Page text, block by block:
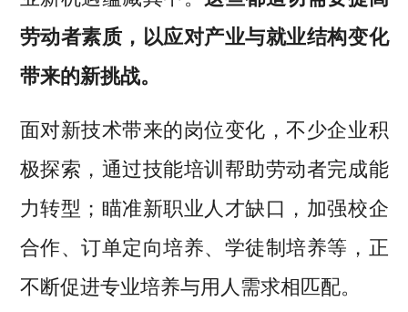
劳动者素质，以应对产业与就业结构变化
带来的新挑战。
面对新技术带来的岗位变化，不少企业积
极探索，通过技能培训帮助劳动者完成能
力转型；瞄准新职业人才缺口，加强校企
合作、订单定向培养、学徒制培养等，正
不断促进专业培养与用人需求相匹配。